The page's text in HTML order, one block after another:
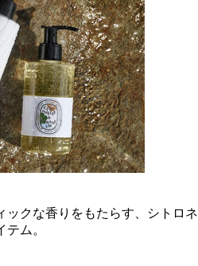
ックな香りをもたらす、シトロネ
ム。